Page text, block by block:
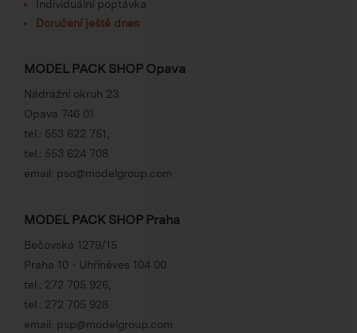
Individuální poptávka
Doručení ještě dnes
MODEL PACK SHOP Opava
Nádražní okruh 23
Opava 746 01
tel.: 553 622 751
tel.: 553 624 708
email: pso@modelgroup.com
MODEL PACK SHOP Praha
Bečovská 1279/15
Praha 10 - Uhříněves 104 00
tel.: 272 705 926
tel.: 272 705 928
email: psp@modelgroup.com